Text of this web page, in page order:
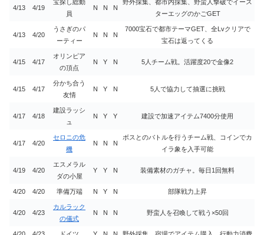
4/13 4/19
宝探し総動
員
N N N
野外採集、都市内採集、野蛮人撃破でイース
ターエッグのかごGET
4/13 4/20
うさぎのパ
ーティー
N N N
7000宝石で都市テーマGET、全Lvクリアで
宝石は返ってくる
4/15 4/17
オリンピア
の頂点
N Y N 5人チーム戦。活躍度20で金像2
4/15 4/17
分かち合う
友情
N Y N 5人で協力して抽選に挑戦
4/17 4/18
建設ラッシ
ュ
N Y Y 建設で加速アイテム7400分使用
4/17 4/20
セロニの危
機
N N N
ボスとのバトルを行うチーム戦、コインでカ
イラ象を入手可能
4/19 4/20
エスメラル
ダの小屋
Y Y N 装備素材のガチャ。毎日1回無料
4/20 4/20 準備万端 N Y N 部隊戦力上昇
4/20 4/23
カルラック
の儀式
N N N 野蛮人を召喚して戦う×50回